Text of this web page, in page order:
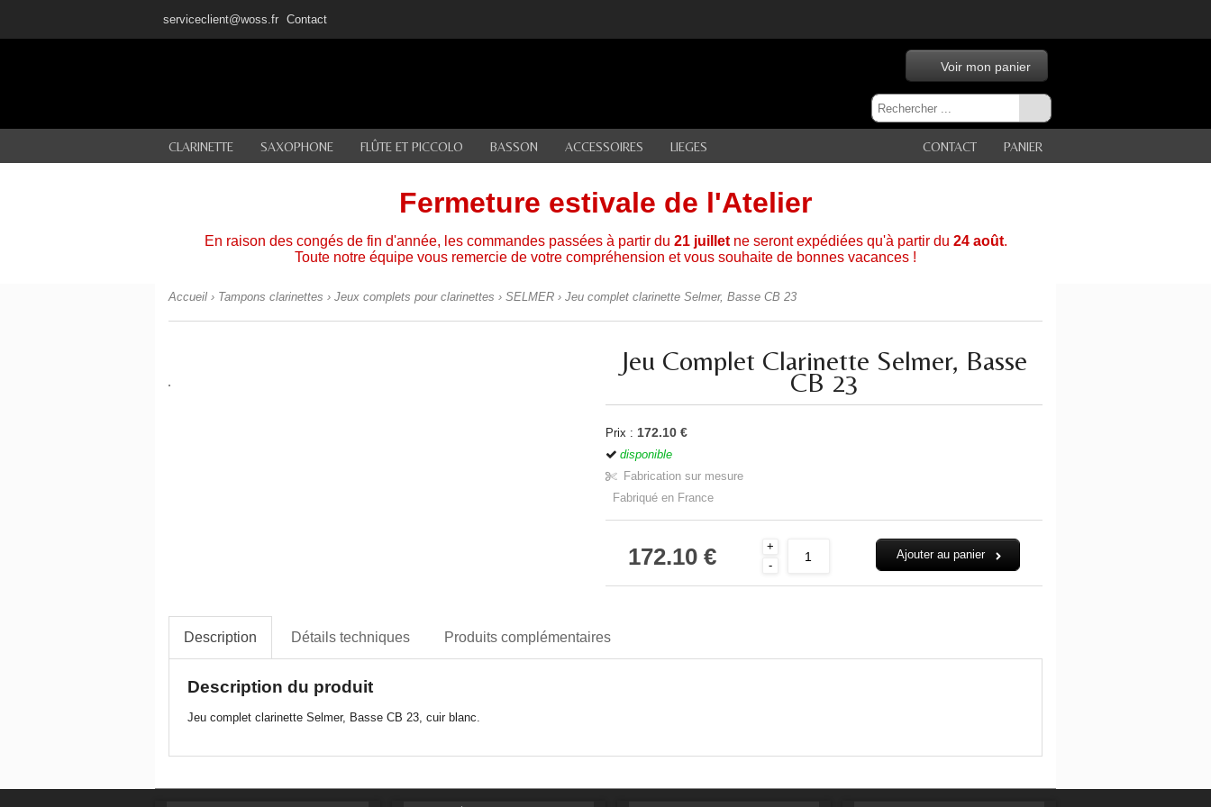
serviceclient@woss.fr Contact
Voir mon panier
CLARINETTE SAXOPHONE FLÛTE ET PICCOLO BASSON ACCESSOIRES LIEGES PANIER
CONTACT
Fermeture estivale de l'Atelier
En raison des congés de fin d'année, les commandes passées à partir du 21 juilletne seront expédiées qu'à partir du 24 août.
Toute notre équipe vous remercie de votre compréhension et vous souhaite de bonnes vacances !
Accueil › Tampons clarinettes › Jeux complets pour clarinettes › SELMER › Jeu complet clarinette Selmer, Basse CB 23
Jeu Complet Clarinette Selmer, Basse
CB 23
Prix : 172.10 €
disponible
Fabrication sur mesure
Fabriqué en France
172.10 €
+
-
Ajouter au panier
Description Détails techniques Produits complémentaires
Description du produit
Jeu complet clarinette Selmer, Basse CB 23, cuir blanc.